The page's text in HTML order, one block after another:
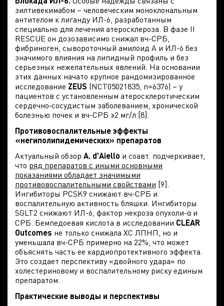
зилтивекимабом – человеческим моноклональным
антителом к лиганду ИЛ-6, разработанным
специально для лечения атеросклероза. В фазе II
RESCUE он дозозависимо снижал вч-СРБ,
фибриноген, сывороточный амилоид А и ИЛ-6 без
значимого влияния на липидный профиль и без
серьезных нежелательных явлений. На основании
этих данных начато крупное рандомизированное
исследование ZEUS (NCT05021835, n=6376) – у
пациентов с установленным атеросклеротическим
сердечно‑сосудистым заболеванием, хронической
болезнью почек и вч-СРБ ≥2 мг/л [8].
Противовоспалительные эффекты
«негиполипидемических» препаратов
Актуальный обзор A. d'Aiello и соавт. подчеркивает,
что ряд препаратов с иными основными
показаниями обладает значимыми
противовоспалительными свойствами [9].
Ингибиторы PCSK9 снижают вч-СРБ и
воспалительную активность бляшки. Ингибиторы
SGLT2 снижают ИЛ-6, фактор некроза опухоли-α и
СРБ. Бемпедоевая кислота в исследовании CLEAR
Outcomes не только снижала ХС ЛПНП, но и
уменьшала вч-СРБ примерно на 22%, что может
объяснять часть ее кардиопротективного эффекта.
Это создает перспективу «двойного удара» по
холестериновому и воспалительному риску единым
препаратом.
Практические выводы и перспективы